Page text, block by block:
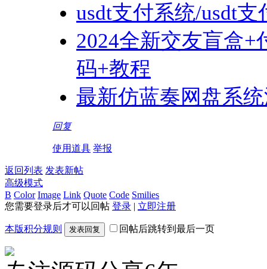
usdt支付系统/usdt
2024全新交友盲盒
码+教程
最新仿蓝奏网盘系
回复
使用道具 举报
返回列表 发表新帖
高级模式
B Color Image Link Quote Code Smilies
您需要登录后才可以回帖 登录 | 立即注册
本版积分规则 发表回复 回帖后跳转到最后一页